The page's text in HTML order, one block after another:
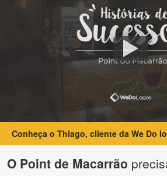
Conheça o Thiago, cliente da We Do
O Point de Macarrão